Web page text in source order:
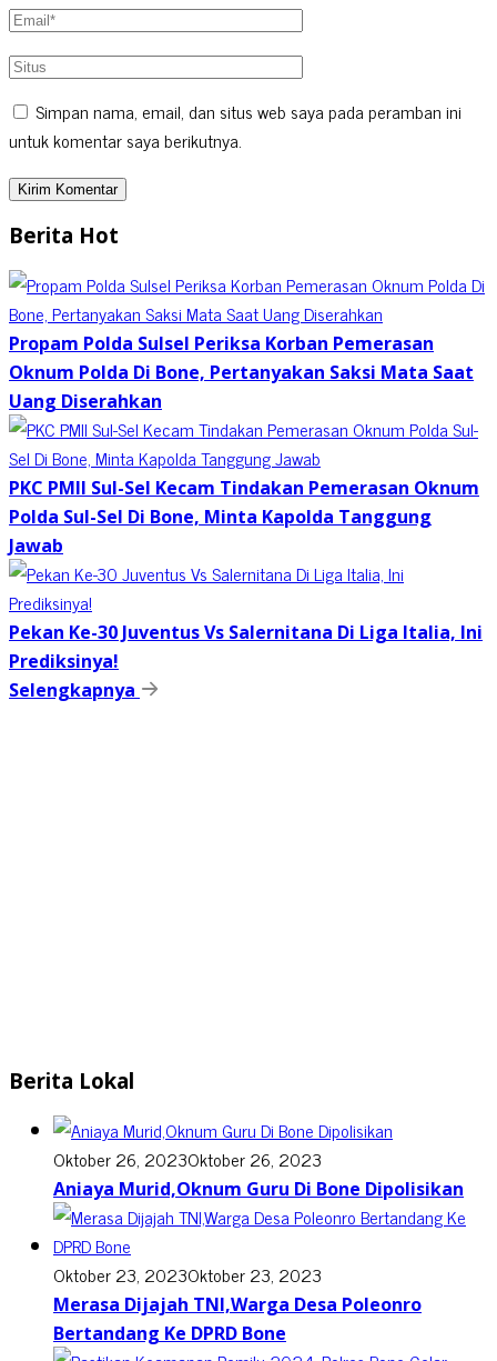
Simpan nama, email, dan situs web saya pada peramban ini
untuk komentar saya berikutnya.
Berita Hot
Propam Polda Sulsel Periksa Korban Pemerasan
Oknum Polda Di Bone, Pertanyakan Saksi Mata Saat
Uang Diserahkan
PKC PMII Sul-Sel Kecam Tindakan Pemerasan Oknum
Polda Sul-Sel Di Bone, Minta Kapolda Tanggung
Jawab
Pekan Ke-30 Juventus Vs Salernitana Di Liga Italia, Ini
Prediksinya!
Selengkapnya
Berita Lokal
Oktober 26, 2023Oktober 26, 2023
Aniaya Murid,Oknum Guru Di Bone Dipolisikan
Oktober 23, 2023Oktober 23, 2023
Merasa Dijajah TNI,Warga Desa Poleonro
Bertandang Ke DPRD Bone